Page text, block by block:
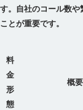
す。自社のコール数や
ことが重要です。
料
金
形
態
概要